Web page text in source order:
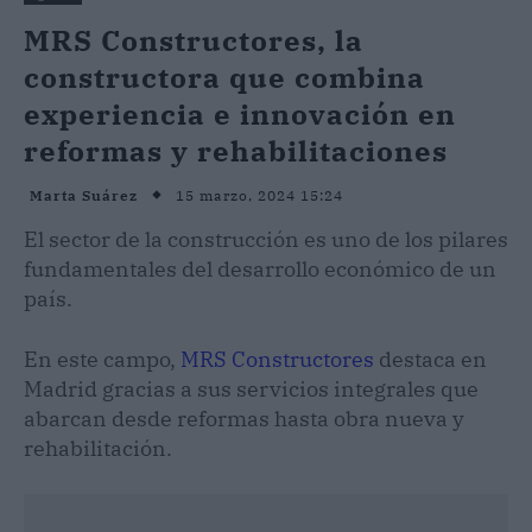
MRS Constructores, la
constructora que combina
experiencia e innovación en
reformas y rehabilitaciones
Marta Suárez 15 marzo, 2024 15:24
El sector de la construcción es uno de los pilares
fundamentales del desarrollo económico de un
país.
En este campo, MRS Constructores destaca en
Madrid gracias a sus servicios integrales que
abarcan desde reformas hasta obra nueva y
rehabilitación.